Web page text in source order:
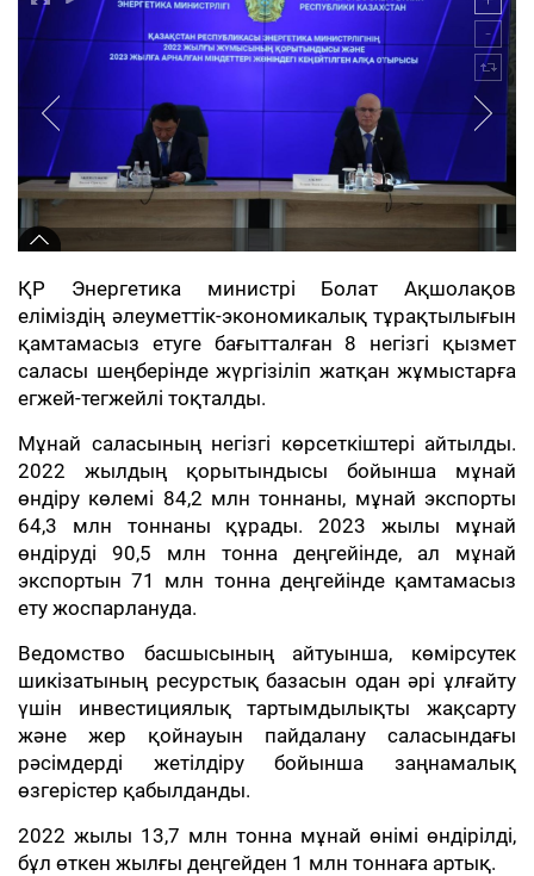
ҚР Энергетика министрі Болат Ақшолақов
еліміздің әлеуметтік-экономикалық тұрақтылығын
қамтамасыз етуге бағытталған 8 негізгі қызмет
саласы шеңберінде жүргізіліп жатқан жұмыстарға
егжей-тегжейлі тоқталды.
Мұнай саласының негізгі көрсеткіштері айтылды.
2022 жылдың қорытындысы бойынша мұнай
өндіру көлемі 84,2 млн тоннаны, мұнай экспорты
64,3 млн тоннаны құрады. 2023 жылы мұнай
өндіруді 90,5 млн тонна деңгейінде, ал мұнай
экспортын 71 млн тонна деңгейінде қамтамасыз
ету жоспарлануда.
Ведомство басшысының айтуынша, көмірсутек
шикізатының ресурстық базасын одан әрі ұлғайту
үшін инвестициялық тартымдылықты жақсарту
және жер қойнауын пайдалану саласындағы
рәсімдерді жетілдіру бойынша заңнамалық
өзгерістер қабылданды.
2022 жылы 13,7 млн тонна мұнай өнімі өндірілді,
бұл өткен жылғы деңгейден 1 млн тоннаға артық.